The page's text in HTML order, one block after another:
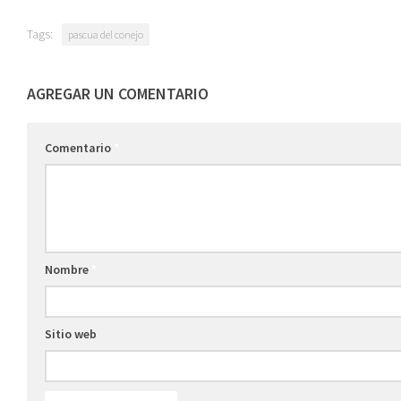
Tags: pascua del conejo
AGREGAR UN COMENTARIO
Comentario
Nombre
Sitio web